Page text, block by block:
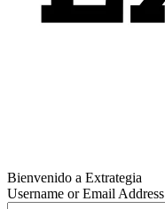
Bienvenido a Extrategia
Username or Email Address